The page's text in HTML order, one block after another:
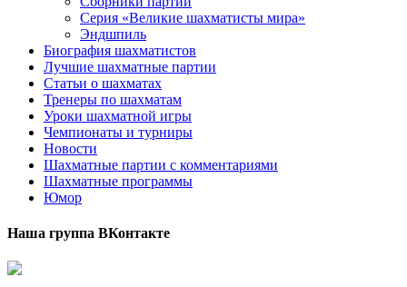
Серия «Великие шахматисты мира»
Эндшпиль
Биография шахматистов
Лучшие шахматные партии
Статьи о шахматах
Тренеры по шахматам
Уроки шахматной игры
Чемпионаты и турниры
Новости
Шахматные партии с комментариями
Шахматные программы
Юмор
Наша группа ВКонтакте